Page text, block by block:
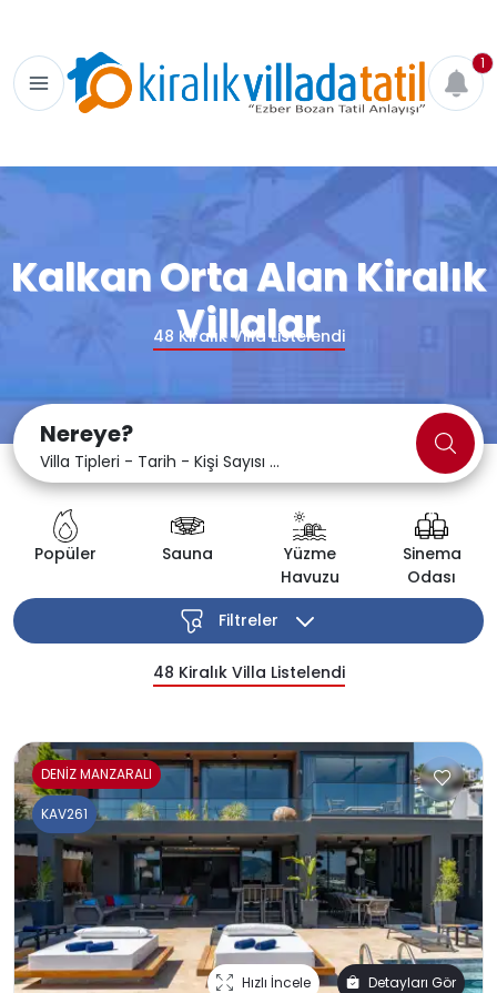
1
Kalkan Orta Alan Kiralık
Villalar
48 Kiralık Villa Listelendi
Nereye?
Villa Tipleri - Tarih - Kişi Sayısı ...
Popüler Sauna
Yüzme
Havuzu
Sinema
Odası
48 Kiralık Villa Listelendi
Filtreler
DENİZ MANZARALI
Hızlı İncele Detayları Gör
KAV261